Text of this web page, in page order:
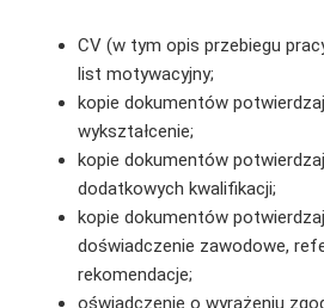
CV (w tym opis przebiegu
list motywacyjny;
kopie dokumentów
wykształcenie;
kopie dokumentów
dodatkowych kwalifikacji;
kopie dokumentów
doświadczenie zawodowe,
rekomendacje;
oświadczenie o wyrażeniu